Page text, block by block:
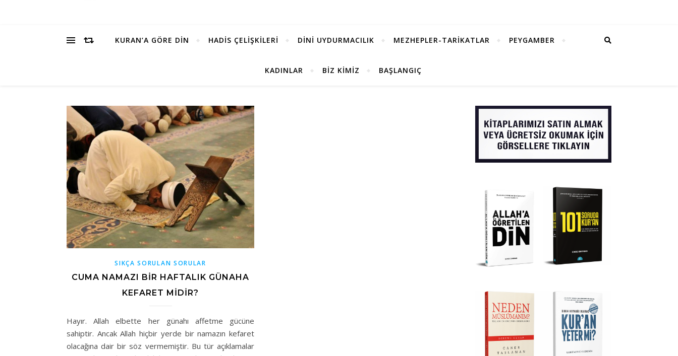
KURAN’A GÖRE DİN HADİS ÇELİŞKİLERİ DİNİ UYDURMACILIK MEZHEPLER-TARİKATLAR PEYGAMBER
KADINLAR BİZ KİMİZ BAŞLANGIÇ
SIKÇA SORULAN SORULAR
CUMA NAMAZI BIR HAFTALIK GÜNAHA
KEFARET MIDIR?
Hayır. Allah elbette her günahı affetme gücüne
sahiptir. Ancak Allah hiçbir yerde bir namazın kefaret
olacağına dair bir söz vermemiştir. Bu tür açıklamalar